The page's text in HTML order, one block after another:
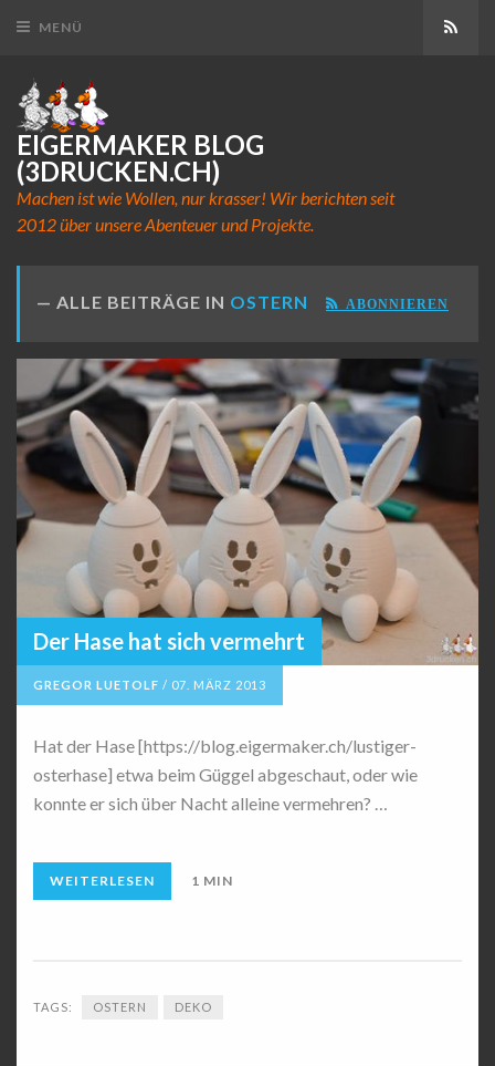
MENÜ
EIGERMAKER BLOG
(3DRUCKEN.CH)
Machen ist wie Wollen, nur krasser! Wir berichten seit
2012 über unsere Abenteuer und Projekte.
ALLE BEITRÄGE IN OSTERN ABONNIEREN
Der Hase hat sich vermehrt
GREGOR LUETOLF / 07. MÄRZ 2013
Hat der Hase [https://blog.eigermaker.ch/lustiger-
osterhase] etwa beim Güggel abgeschaut, oder wie
konnte er sich über Nacht alleine vermehren? …
WEITERLESEN 1 MIN
TAGS: OSTERN DEKO